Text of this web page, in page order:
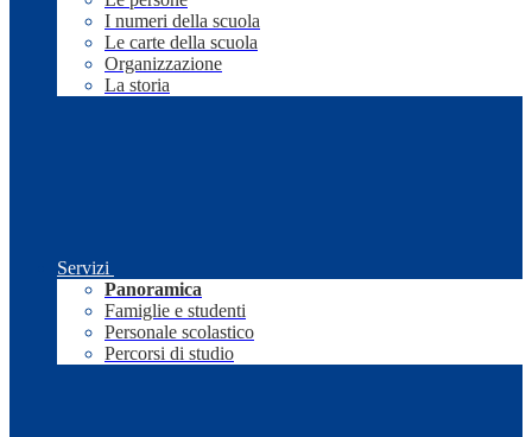
I numeri della scuola
Le carte della scuola
Organizzazione
La storia
Servizi
Panoramica
Famiglie e studenti
Personale scolastico
Percorsi di studio